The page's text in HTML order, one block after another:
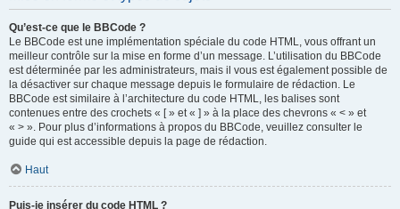
Qu’est-ce que le BBCode ?
Le BBCode est une implémentation spéciale du code HTML, vous offrant un
meilleur contrôle sur la mise en forme d’un message. L’utilisation du BBCode
est déterminée par les administrateurs, mais il vous est également possible de
la désactiver sur chaque message depuis le formulaire de rédaction. Le
BBCode est similaire à l’architecture du code HTML, les balises sont
contenues entre des crochets « [ » et « ] » à la place des chevrons « < » et
« > ». Pour plus d’informations à propos du BBCode, veuillez consulter le
guide qui est accessible depuis la page de rédaction.
Haut
Puis-je insérer du code HTML ?